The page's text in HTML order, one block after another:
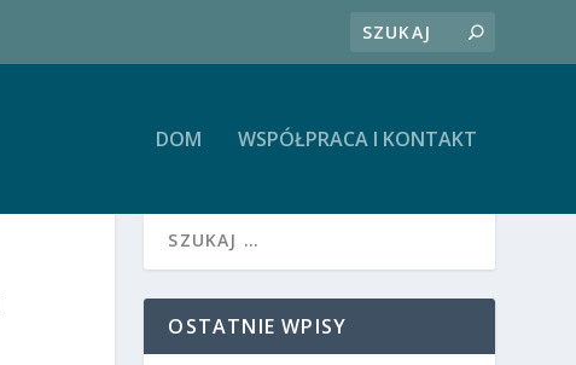
DOM WSPÓŁPRACA I KONTAKT
OSTATNIE WPISY